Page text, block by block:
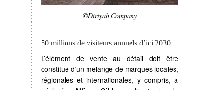
©Diriyah Company
50 millions de visiteurs annuels d’ici 2030
L’élément de vente au détail doit être
constitué d’un mélange de marques locales,
régionales et internationales, y compris, a